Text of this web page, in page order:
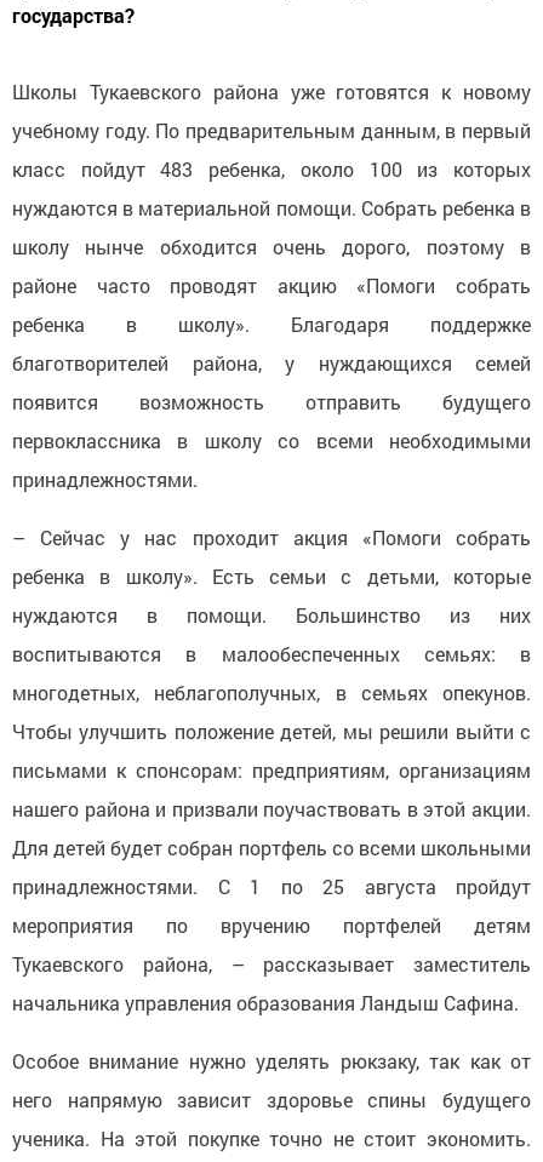
государства?
Школы Тукаевского района уже готовятся к новому
учебному году. По предварительным данным, в первый
класс пойдут 483 ребенка, около 100 из которых
нуждаются в материальной помощи. Собрать ребенка в
школу нынче обходится очень дорого, поэтому в
районе часто проводят акцию «Помоги собрать
ребенка в школу». Благодаря поддержке
благотворителей района, у нуждающихся семей
появится возможность отправить будущего
первоклассника в школу со всеми необходимыми
принадлежностями.
– Сейчас у нас проходит акция «Помоги собрать
ребенка в школу». Есть семьи с детьми, которые
нуждаются в помощи. Большинство из них
воспитываются в малообеспеченных семьях: в
многодетных, неблагополучных, в семьях опекунов.
Чтобы улучшить положение детей, мы решили выйти с
письмами к спонсорам: предприятиям, организациям
нашего района и призвали поучаствовать в этой акции.
Для детей будет собран портфель со всеми школьными
принадлежностями. С 1 по 25 августа пройдут
мероприятия по вручению портфелей детям
Тукаевского района, – рассказывает заместитель
начальника управления образования Ландыш Сафина.
Особое внимание нужно уделять рюкзаку, так как от
него напрямую зависит здоровье спины будущего
ученика. На этой покупке точно не стоит экономить.